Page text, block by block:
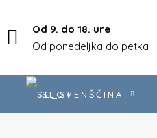
Od 9. do 18. ure
Od ponedeljka do petka
SLOVENŠČINA